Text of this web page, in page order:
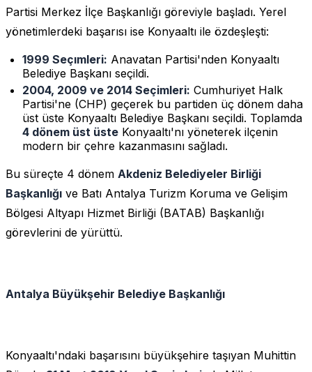
Partisi Merkez İlçe Başkanlığı göreviyle başladı. Yerel
yönetimlerdeki başarısı ise Konyaaltı ile özdeşleşti:
1999 Seçımleri: Anavatan Partisi'nden Konyaaltı
Belediye Başkanı seçildi.
2004, 2009 ve 2014 Seçimleri: Cumhuriyet Halk
Partisi'ne (CHP) geçerek bu partiden üç dönem daha
üst üste Konyaaltı Belediye Başkanı seçildi. Toplamda
4 dönem üst üste Konyaaltı'nı yöneterek ilçenin
modern bir çehre kazanmasını sağladı.
Bu süreçte 4 dönem Akdeniz Belediyeler Birliği
Başkanlığı ve Batı Antalya Turizm Koruma ve Gelişim
Bölgesi Altyapı Hizmet Birliği (BATAB) Başkanlığı
görevlerini de yürüttü.
Antalya Büyükşehir Belediye Başkanlığı
Konyaaltı'ndaki başarısını büyükşehire taşıyan Muhittin